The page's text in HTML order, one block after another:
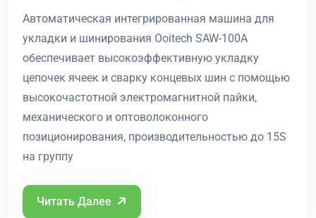
Автоматическая интегрированная машина для
укладки и шинирования Ooitech SAW-100A
обеспечивает высокоэффективную укладку
цепочек ячеек и сварку концевых шин с помощью
высокочастотной электромагнитной пайки,
механического и оптоволоконного
позиционирования, производительностью до 15S
на группу
Читать Далее